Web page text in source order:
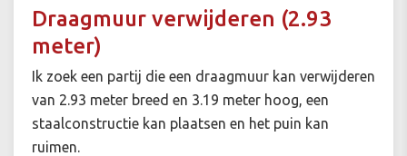
Draagmuur verwijderen (2.93
meter)
Ik zoek een partij die een draagmuur kan verwijderen
van 2.93 meter breed en 3.19 meter hoog, een
staalconstructie kan plaatsen en het puin kan
ruimen.